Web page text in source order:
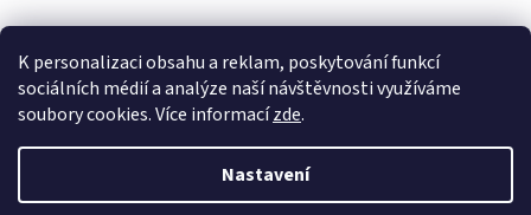
K personalizaci obsahu a reklam, poskytování funkcí
sociálních médií a analýze naší návštěvnosti využíváme
soubory cookies. Více informacízde.
Nastavení